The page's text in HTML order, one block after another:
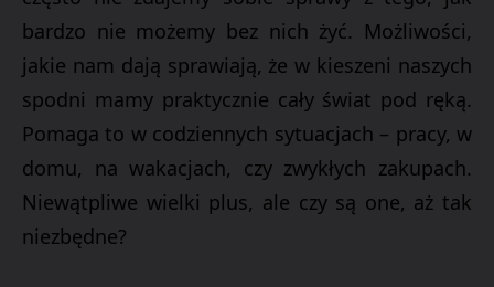
bardzo nie możemy bez nich żyć. Możliwości,
jakie nam dają sprawiają, że w kieszeni naszych
spodni mamy praktycznie cały świat pod ręką.
Pomaga to w codziennych sytuacjach – pracy, w
domu, na wakacjach, czy zwykłych zakupach.
Niewątpliwe wielki plus, ale czy są one, aż tak
niezbędne?